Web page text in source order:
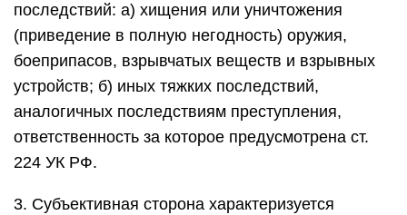
последствий: а) хищения или уничтожения
(приведение в полную негодность) оружия,
боеприпасов, взрывчатых веществ и взрывных
устройств; б) иных тяжких последствий,
аналогичных последствиям преступления,
ответственность за которое предусмотрена ст.
224 УК РФ.
3. Субъективная сторона характеризуется